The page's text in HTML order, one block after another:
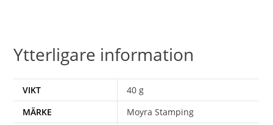
Ytterligare information
VIKT
40 g
MÄRKE
Moyra Stamping